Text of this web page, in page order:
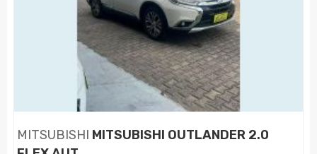
MITSUBISHI MITSUBISHI OUTLANDER 2.0